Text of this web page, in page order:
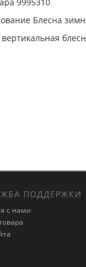
Блесна
ПОДДЕРЖКИ
с нами